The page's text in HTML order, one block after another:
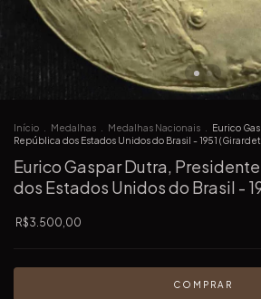
Início Medalhas Medalhas Nacionais
Eurico
República dos Estados Unidos do Brasil - 1951
Eurico Gaspar Dutra,
dos Estados Unidos do Brasil -
R$3.500,00